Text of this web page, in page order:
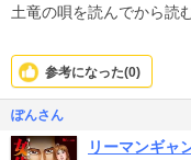
土竜の唄を読んでから読
強い信頼関係を見て、
参考になった(0)
ぽんさん
リーマンギャ